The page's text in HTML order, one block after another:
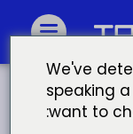
من خرطوشة
We've
speaking
want to